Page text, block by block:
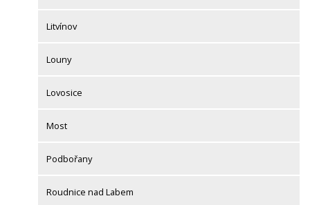
Litvínov
Louny
Lovosice
Most
Podbořany
Roudnice nad Labem